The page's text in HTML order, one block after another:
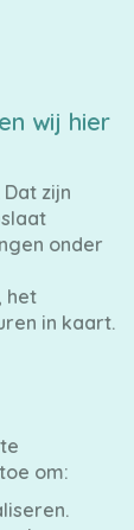
wij hier
zijn
onder
het
in kaart.
om: